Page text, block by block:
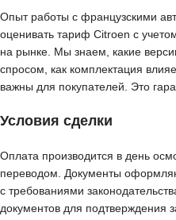
Опыт работы с французскими
оценивать тариф Citroen с
на рынке. Мы знаем, какие
спросом, как комплектация
важны для покупателей. Это
Условия сделки
Оплата производится в день
переводом. Документы
с требованиями
документов для подтверждения